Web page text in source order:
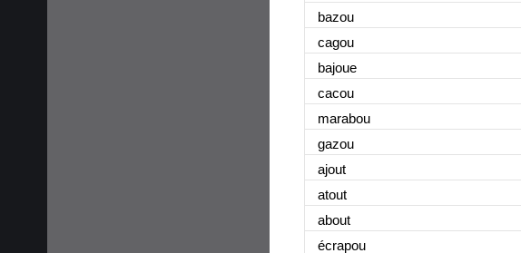
bazou
cagou
bajoue
cacou
marabou
gazou
ajout
atout
about
écrapou